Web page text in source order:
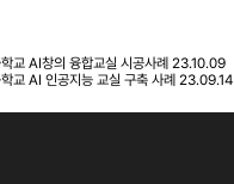
교 AI창의 융합교실 시공사례 23.10.09
교 AI 인공지능 교실 구축 사례 23.09.14